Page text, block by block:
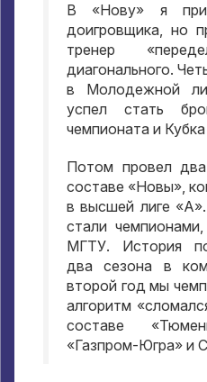
В «Нову» я
доигровщика, но
тренер
диагонального.
в Молодежной
успел стать
чемпионата и
Потом провел
составе «Новы»,
в высшей лиге
стали
МГТУ. История
два сезона в
второй год мы
алгоритм
составе
«Газпром-Югра» и